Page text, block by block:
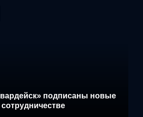
подписаны новые